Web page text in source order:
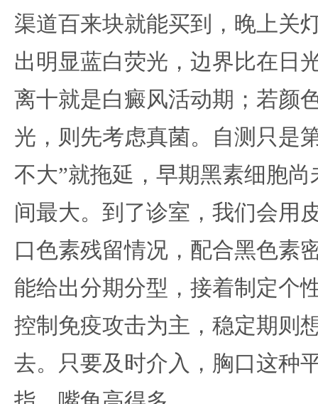
渠道百来块就能买到，晚上关
出明显蓝白荧光，边界比在日
离十就是白癜风活动期；若颜
光，则先考虑真菌。自测只是
不大”就拖延，早期黑素细胞
间最大。到了诊室，我们会用
口色素残留情况，配合黑色素
能给出分期分型，接着制定个
控制免疫攻击为主，稳定期则
去。只要及时介入，胸口这种